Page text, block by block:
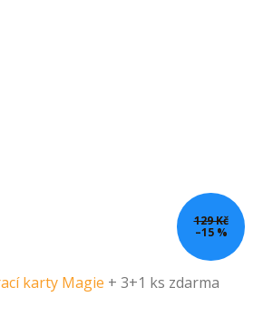
129 Kč
–15 %
karty Magie + 3+1 ks zdarma